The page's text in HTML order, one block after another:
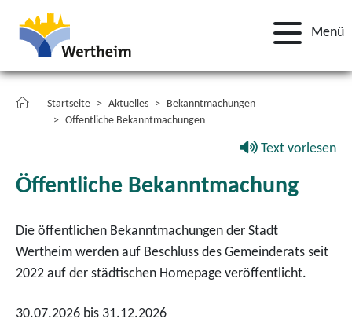
Menü
Startseite Aktuelles
Bekanntmachungen
Öffentliche Bekanntmachungen
Text vorlesen
Öffentliche Bekanntmachung
Die öffentlichen Bekanntmachungen der Stadt
Wertheim werden auf Beschluss des Gemeinderats seit
2022 auf der städtischen Homepage veröffentlicht.
30.07.2026 bis 31.12.2026